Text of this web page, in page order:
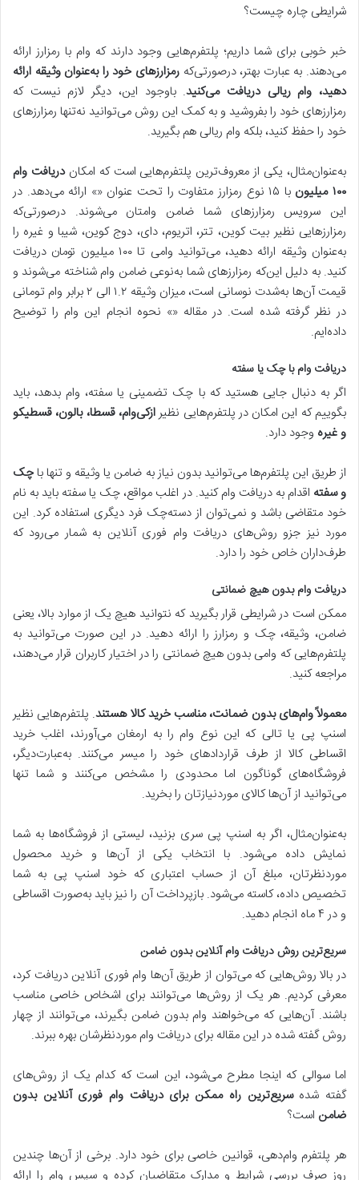
شرایطی چاره چیست؟
خبر خوبی برای شما داریم؛ پلتفرم‌هایی وجود دارند که وام با رمزارز ارائه
می‌دهند. به عبارت بهتر، درصورتی‌که رمزارزهای خود را به‌عنوان وثیقه ارائه
دهید، وام ریالی دریافت می‌کنید. باوجود این، دیگر لازم نیست که
رمزارزهای خود را بفروشید و به کمک این روش می‌توانید نه‌تنها رمزارزهای
خود را حفظ کنید، بلکه وام ریالی هم بگیرید.
به‌عنوان‌مثال، یکی از معروف‌ترین پلتفرم‌هایی است که امکاندریافت وام
۱۰۰میلیون
با ۱۵ نوع رمزارز متفاوت را تحت عنوان «» ارائه می‌دهد. در
این سرویس رمزارزهای شما ضامن وامتان می‌شوند. درصورتی‌که
رمزارز‌هایی نظیر بیت کوین، تتر، اتریوم، دای، دوج کوین، شیبا و غیره را
به‌عنوان وثیقه ارائه دهید، می‌توانید وامی تا ۱۰۰ میلیون تومان دریافت
کنید. به دلیل این‌که رمزارزهای شما به‌نوعی ضامن وام شناخته می‌شوند و
قیمت آن‌ها به‌شدت نوسانی است، میزان وثیقه ۱.۲ الی ۲ برابر وام تومانی
در نظر گرفته شده است. در مقاله «» نحوه انجام این وام را توضیح
داده‌ایم.
دریافت وام با چک یا سفته
اگر به دنبال جایی هستید که با چک تضمینی یا سفته، وام بدهد، باید
بگوییم که این امکان در پلتفرم‌هایی نظیرازکی‌وام، قسطا، بالون، قسطیکو
و غیره وجود دارد.
از طریق این پلتفرم‌ها می‌توانید بدون نیاز به ضامن یا وثیقه و تنها باچک
و سفته اقدام به دریافت وام کنید. در اغلب مواقع، چک یا سفته باید به نام
خود متقاضی باشد و نمی‌توان از دسته‌چک فرد دیگری استفاده کرد. این
مورد نیز جزو روش‌های دریافت وام فوری آنلاین به شمار می‌رود که
طرف‌داران خاص خود را دارد.
دریافت وام بدون هیچ ضمانتی
ممکن است در شرایطی قرار بگیرید که نتوانید هیچ یک از موارد بالا، یعنی
ضامن، وثیقه، چک و رمزارز را ارائه دهید. در این صورت می‌توانید به
پلتفرم‌هایی که وامی بدون هیچ ضمانتی را در اختیار کاربران قرار می‌دهند،
مراجعه کنید.
معمولاً وام‌های بدون ضمانت، مناسب خرید کالا هستند. پلتفرم‌هایی نظیر
اسنپ پی یا تالی که این نوع وام را به ارمغان می‌آورند، اغلب خرید
اقساطی کالا از طرف قراردادهای خود را میسر می‌کنند. به‌عبارت‌دیگر،
فروشگاه‌های گوناگون اما محدودی را مشخص می‌کنند و شما تنها
می‌توانید از آن‌ها کالای موردنیازتان را بخرید.
به‌عنوان‌مثال، اگر به اسنپ پی سری بزنید، لیستی از فروشگاه‌ها به شما
نمایش داده می‌شود. با انتخاب یکی از آن‌ها و خرید محصول
موردنظرتان، مبلغ آن از حساب اعتباری که خود اسنپ پی به شما
تخصیص داده، کاسته می‌شود. بازپرداخت آن را نیز باید به‌صورت اقساطی
و در ۴ ماه انجام دهید.
سریع‌ترین روش دریافت وام آنلاین بدون ضامن
در بالا روش‌هایی که می‌توان از طریق آن‌ها وام فوری آنلاین دریافت کرد،
معرفی کردیم. هر یک از روش‌ها می‌توانند برای اشخاص خاصی مناسب
باشند. آن‌هایی که می‌خواهند وام بدون ضامن بگیرند، می‌توانند از چهار
روش گفته شده در این مقاله برای دریافت وام موردنظرشان بهره ببرند.
اما سوالی که اینجا مطرح می‌شود، این است که کدام یک از روش‌های
گفته شدهسریع‌ترین راه ممکن برای دریافت وام فوری آنلاین بدون
ضامن است؟
هر پلتفرم وام‌دهی، قوانین خاصی برای خود دارد. برخی از آن‌ها چندین
روز صرف بررسی شرایط و مدارک متقاضیان کرده و سپس وام را ارائه